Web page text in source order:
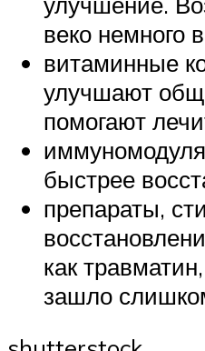
веко немного
витаминные
улучшают
помогают
быстрее
препараты,
как
зашло